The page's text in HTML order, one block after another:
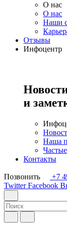
О нас
О нас
Наши
Отзывы
Инфоцентр
и
Наша
Контакты
Позвонить
+7
Twitter Facebook